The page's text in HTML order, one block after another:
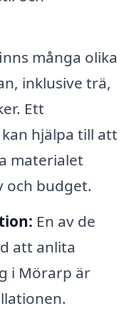
många olika
inklusive trä,
Ett
hjälpa till att
materialet
och budget.
En av de
att anlita
i Mörarp är